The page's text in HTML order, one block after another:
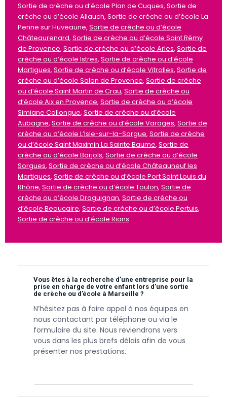
Sortie de crèche ou d’école Plan de Cuques, Sortie de
crèche ou d’école Allauch, Sortie de crèche ou d’école La
Penne sur Huveaune, Sortie de crèche ou d’école
Châteaurenard, Sortie de crèche ou d’école Saint Rémy
de Provence, Sortie de crèche ou d’école Arles, Sortie de
crèche ou d’école Istres, Sortie de crèche ou d’école
Martigues, Sortie de crèche ou d’école Vitrolles, Sortie de
crèche ou d’école Salon de Provence, Sortie de crèche
ou d’école Saint Martin de Crau, Sortie de crèche ou
d’école Aix en Provence, Sortie de crèche ou d’école
Simiane Collongue, Sortie de crèche ou d’école
Aubagne, Sortie de crèche ou d’école Varages, Sortie de
crèche ou d’école L’Isle-sur-la-Sorgue, Sortie de crèche
ou d’école Saint Maximin La Sainte Baume, Sortie de
crèche ou d’école Barjols, Sortie de crèche ou d’école
Sorgues, Sortie de crèche ou d’école Châteauneuf les
Martigues, Sortie de crèche ou d’école Port Saint Louis du
Rhône, Sortie de crèche ou d’école Toulon, Sortie de
crèche ou d’école Draguignan, Sortie de crèche ou
d’école Beaucaire, Sortie de crèche ou d’école Pertuis,
Sortie de crèche ou d’école Rians
Vous êtes à la recherche d’une entreprise pour la
prise en charge de votre enfant lors d’une sortie
de crèche ou d’école à Marseille ?
N’hésitez pas à faire appel à nos équipes en
nous contactant par téléphone ou via le
formulaire du site. Nous reviendrons vers
vous dans les plus brefs délais afin de vous
présenter nos prestations.